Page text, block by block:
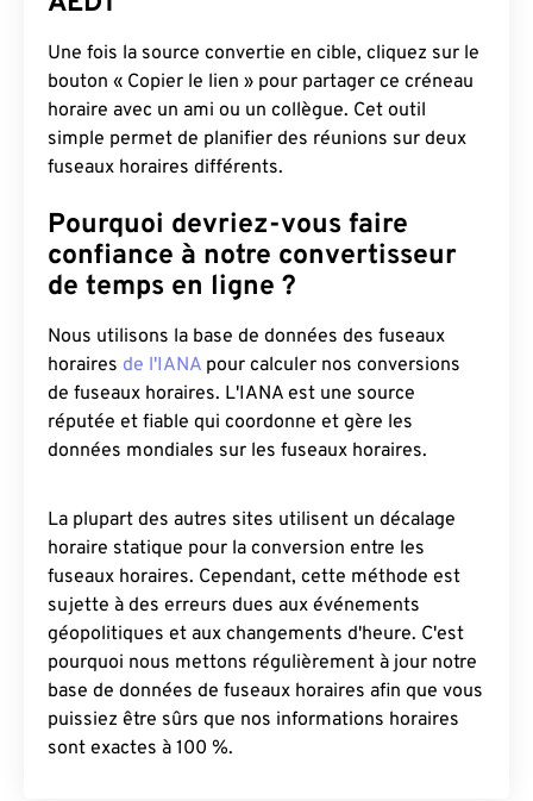
Une fois la source convertie en cible, cliquez sur le
bouton « Copier le lien » pour partager ce créneau
horaire avec un ami ou un collègue. Cet outil
simple permet de planifier des réunions sur deux
fuseaux horaires différents.
Pourquoi devriez-vous faire
confiance à notre convertisseur
de temps en ligne ?
Nous utilisons la base de données des fuseaux
horaires de l'IANA pour calculer nos conversions
de fuseaux horaires. L'IANA est une source
réputée et fiable qui coordonne et gère les
données mondiales sur les fuseaux horaires.
La plupart des autres sites utilisent un décalage
horaire statique pour la conversion entre les
fuseaux horaires. Cependant, cette méthode est
sujette à des erreurs dues aux événements
géopolitiques et aux changements d'heure. C'est
pourquoi nous mettons régulièrement à jour notre
base de données de fuseaux horaires afin que vous
puissiez être sûrs que nos informations horaires
sont exactes à 100 %.